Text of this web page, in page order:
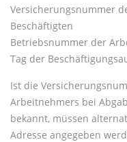
Versicherungsnummer
Beschäftigten
Betriebsnummer der
Tag der
Ist die
Arbeitnehmers bei
bekannt, müssen
Adresse angegeben